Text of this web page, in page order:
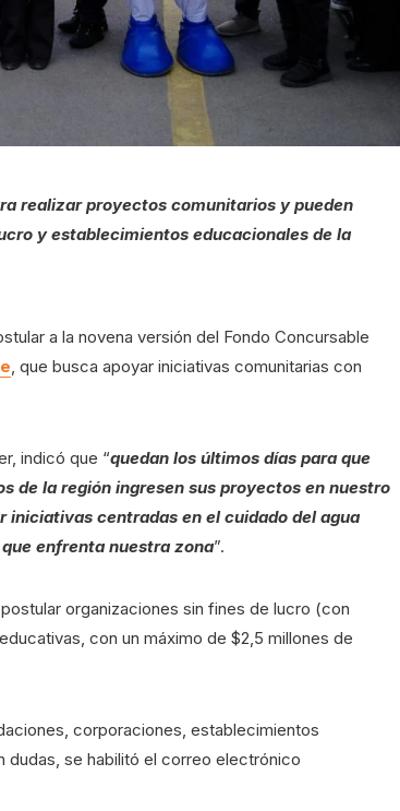
realizar proyectos comunitarios y pueden
y establecimientos educacionales de la
a la novena versión del Fondo Concursable
, que busca apoyar iniciativas comunitarias con
indicó que “quedan los últimos días para que
de la región ingresen sus proyectos en nuestro
centradas en el cuidado del agua
enfrenta nuestra zona”.
organizaciones sin fines de lucro (con
con un máximo de $2,5 millones de
corporaciones, establecimientos
dudas, se habilitó el correo electrónico